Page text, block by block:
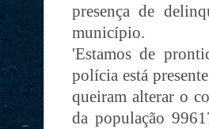
presença de
município.
'Estamos de
polícia está
queiram alterar o
da população